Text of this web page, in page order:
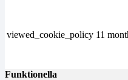
viewed_cookie_policy 11
Funktionella